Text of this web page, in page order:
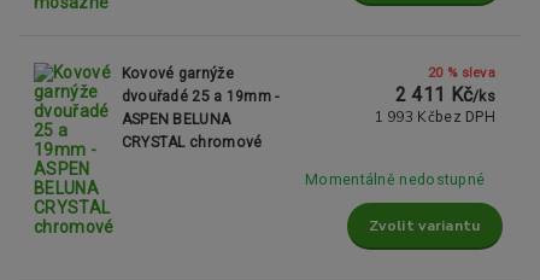
Kovové garnýže
dvouřadé 25 a 19mm -
ASPEN BELUNA
CRYSTAL chromové
20 % sleva
2 411 Kč/ks
1 993 Kč bez DPH
Momentálně nedostupné
Zvolit variantu